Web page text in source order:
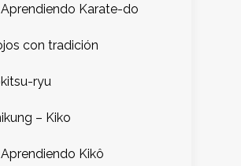
Aprendiendo Karate-do
con tradición
ryu
– Kiko
Aprendiendo Kikô